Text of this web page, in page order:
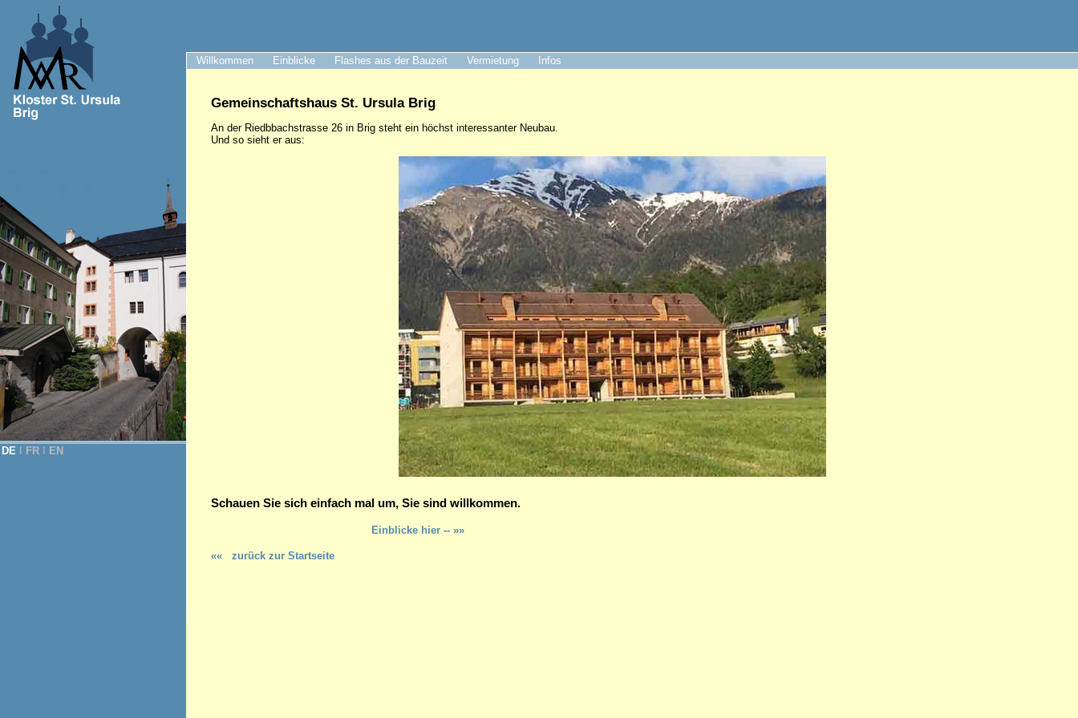
Willkommen Einblicke Flashes aus der Bauzeit Vermietung Infos
DE FR EN
Gemeinschaftshaus St. Ursula Brig
An der Riedbbachstrasse 26 in Brig steht ein höchst interessanter Neubau.
Und so sieht er aus:
Schauen Sie sich einfach mal um, Sie sind willkommen.
Einblicke hier -- »»
«« zurück zur Startseite